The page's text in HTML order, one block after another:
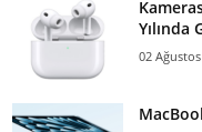
Yılında
02